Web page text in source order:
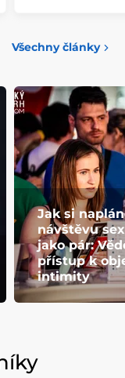
Všechny články
Jak si
návštěvu
jako pár:
přístup k
intimity